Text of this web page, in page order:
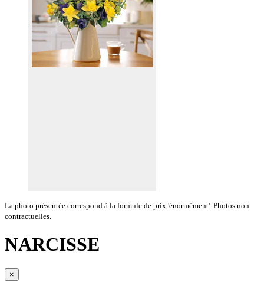
La photo présentée correspond à la formule de prix 'énormément'. Photos non
contractuelles.
NARCISSE
×